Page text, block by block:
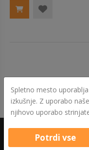
Spletno mesto
izkušnje. Z uporabo
njihovo uporabo
Potrdi vse